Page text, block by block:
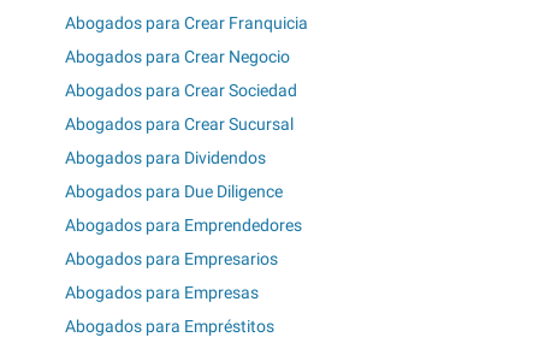
Abogados para Crear Franquicia
Abogados para Crear Negocio
Abogados para Crear Sociedad
Abogados para Crear Sucursal
Abogados para Dividendos
Abogados para Due Diligence
Abogados para Emprendedores
Abogados para Empresarios
Abogados para Empresas
Abogados para Empréstitos